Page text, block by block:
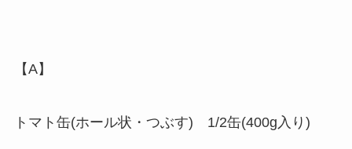
【A】
トマト缶(ホール状・つぶす) 1/2缶(400g入り)